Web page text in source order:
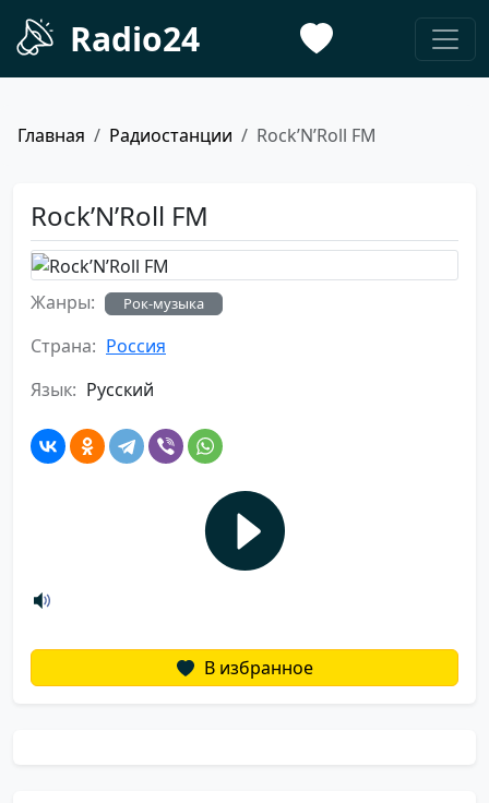
Radio24
Главная Радиостанции Rock’N’Roll FM
Rock’N’Roll FM
Жанры: Рок-музыка
Страна: Россия
Язык: Русский
В избранное